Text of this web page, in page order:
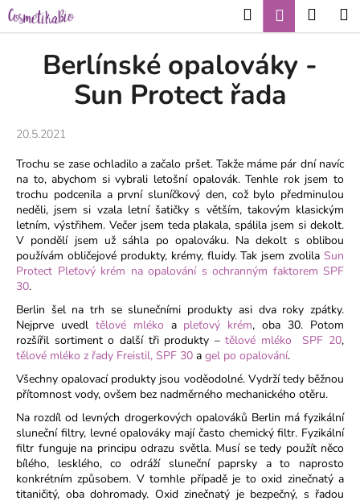
Přejít
na
obsah
HledatPřihlášení
Berlínské opalováky -
Sun Protect řada
20.5.2021
Trochu se zase ochladilo a začalo pršet. Takže máme pár dní navíc
na to, abychom si vybrali letošní opalovák. Tenhle rok jsem to
trochu podcenila a první sluníčkový den, což bylo předminulou
neděli, jsem si vzala letní šatičky s větším, takovým klasickým
letním, výstřihem. Večer jsem teda plakala, spálila jsem si dekolt.
V pondělí jsem už sáhla po opalováku. Na dekolt s oblibou
používám obličejové produkty, krémy, fluidy. Tak jsem zvolila Sun
Protect Pleťový krém na opalování s ochranným faktorem SPF
30.
Berlin šel na trh se slunečními produkty asi dva roky zpátky.
Nejprve uvedl tělové mléko a pleťový krém, oba 30. Potom
rozšířil sortiment o další tři produkty –tělové mléko SPF 20,
tělové mléko z řady Freistil, SPF 30 a gel po opalování.
Všechny opalovací produkty jsou voděodolné. Vydrží tedy běžnou
přítomnost vody, ovšem bez nadměrného mechanického otěru.
Na rozdíl od levných drogerkových opalováků Berlin má fyzikální
sluneční filtry, levné opalováky mají často chemický filtr. Fyzikální
filtr funguje na principu odrazu světla. Musí se tedy použít něco
bílého, lesklého, co odráží sluneční paprsky a to naprosto
konkrétním způsobem. V tomhle případě je to oxid zinečnatý a
titaničitý, oba dohromady. Oxid zinečnatý je bezpečný, s řadou
K
o
p
t
ř
e
b
u
j
e
t
e
n
a
j
í
t
?